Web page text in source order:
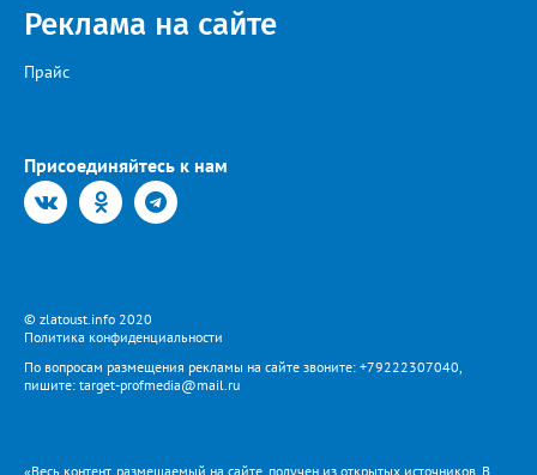
Реклама на сайте
Прайс
Присоединяйтесь к нам
© zlatoust.info 2020
Политика конфиденциальности
По вопросам размещения рекламы на сайте звоните: +79222307040,
пишите: target-profmedia@mail.ru
«Весь контент, размещаемый на сайте, получен из открытых источников. В